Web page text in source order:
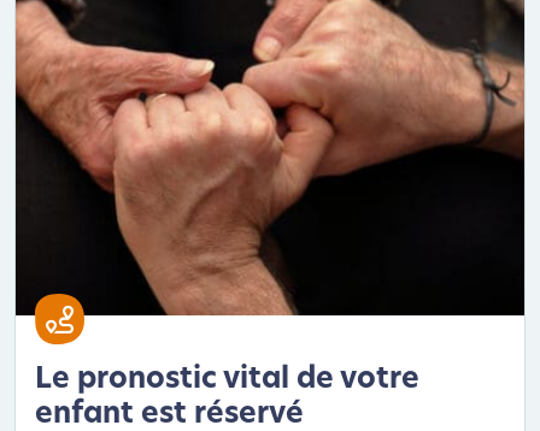
Le pronostic vital de votre
enfant est réservé